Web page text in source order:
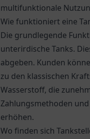
multifunktionale
Wie funktioniert eine
Die grundlegende
unterirdische Tanks.
abgeben. Kunden
zu den klassischen
Wasserstoff, die
Zahlungsmethoden
erhöhen.
Wo finden sich